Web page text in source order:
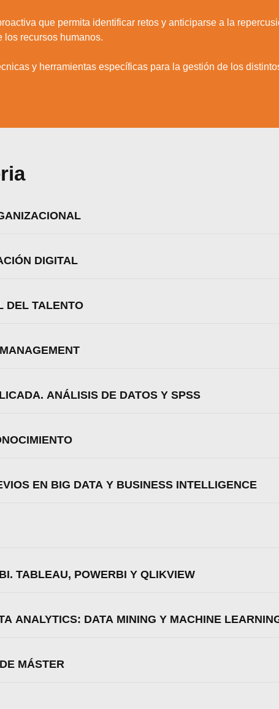
que permita identificar retos y anticiparse a la
los recursos humanos.
y herramientas específicas para la gestión de los
DIGITAL
DEL TALENTO
ANÁLISIS DE DATOS Y SPSS
EN BIG DATA Y BUSINESS INTELLIGENCE
TABLEAU, POWERBI Y QLIKVIEW
ANALYTICS: DATA MINING Y MACHINE
MÁSTER